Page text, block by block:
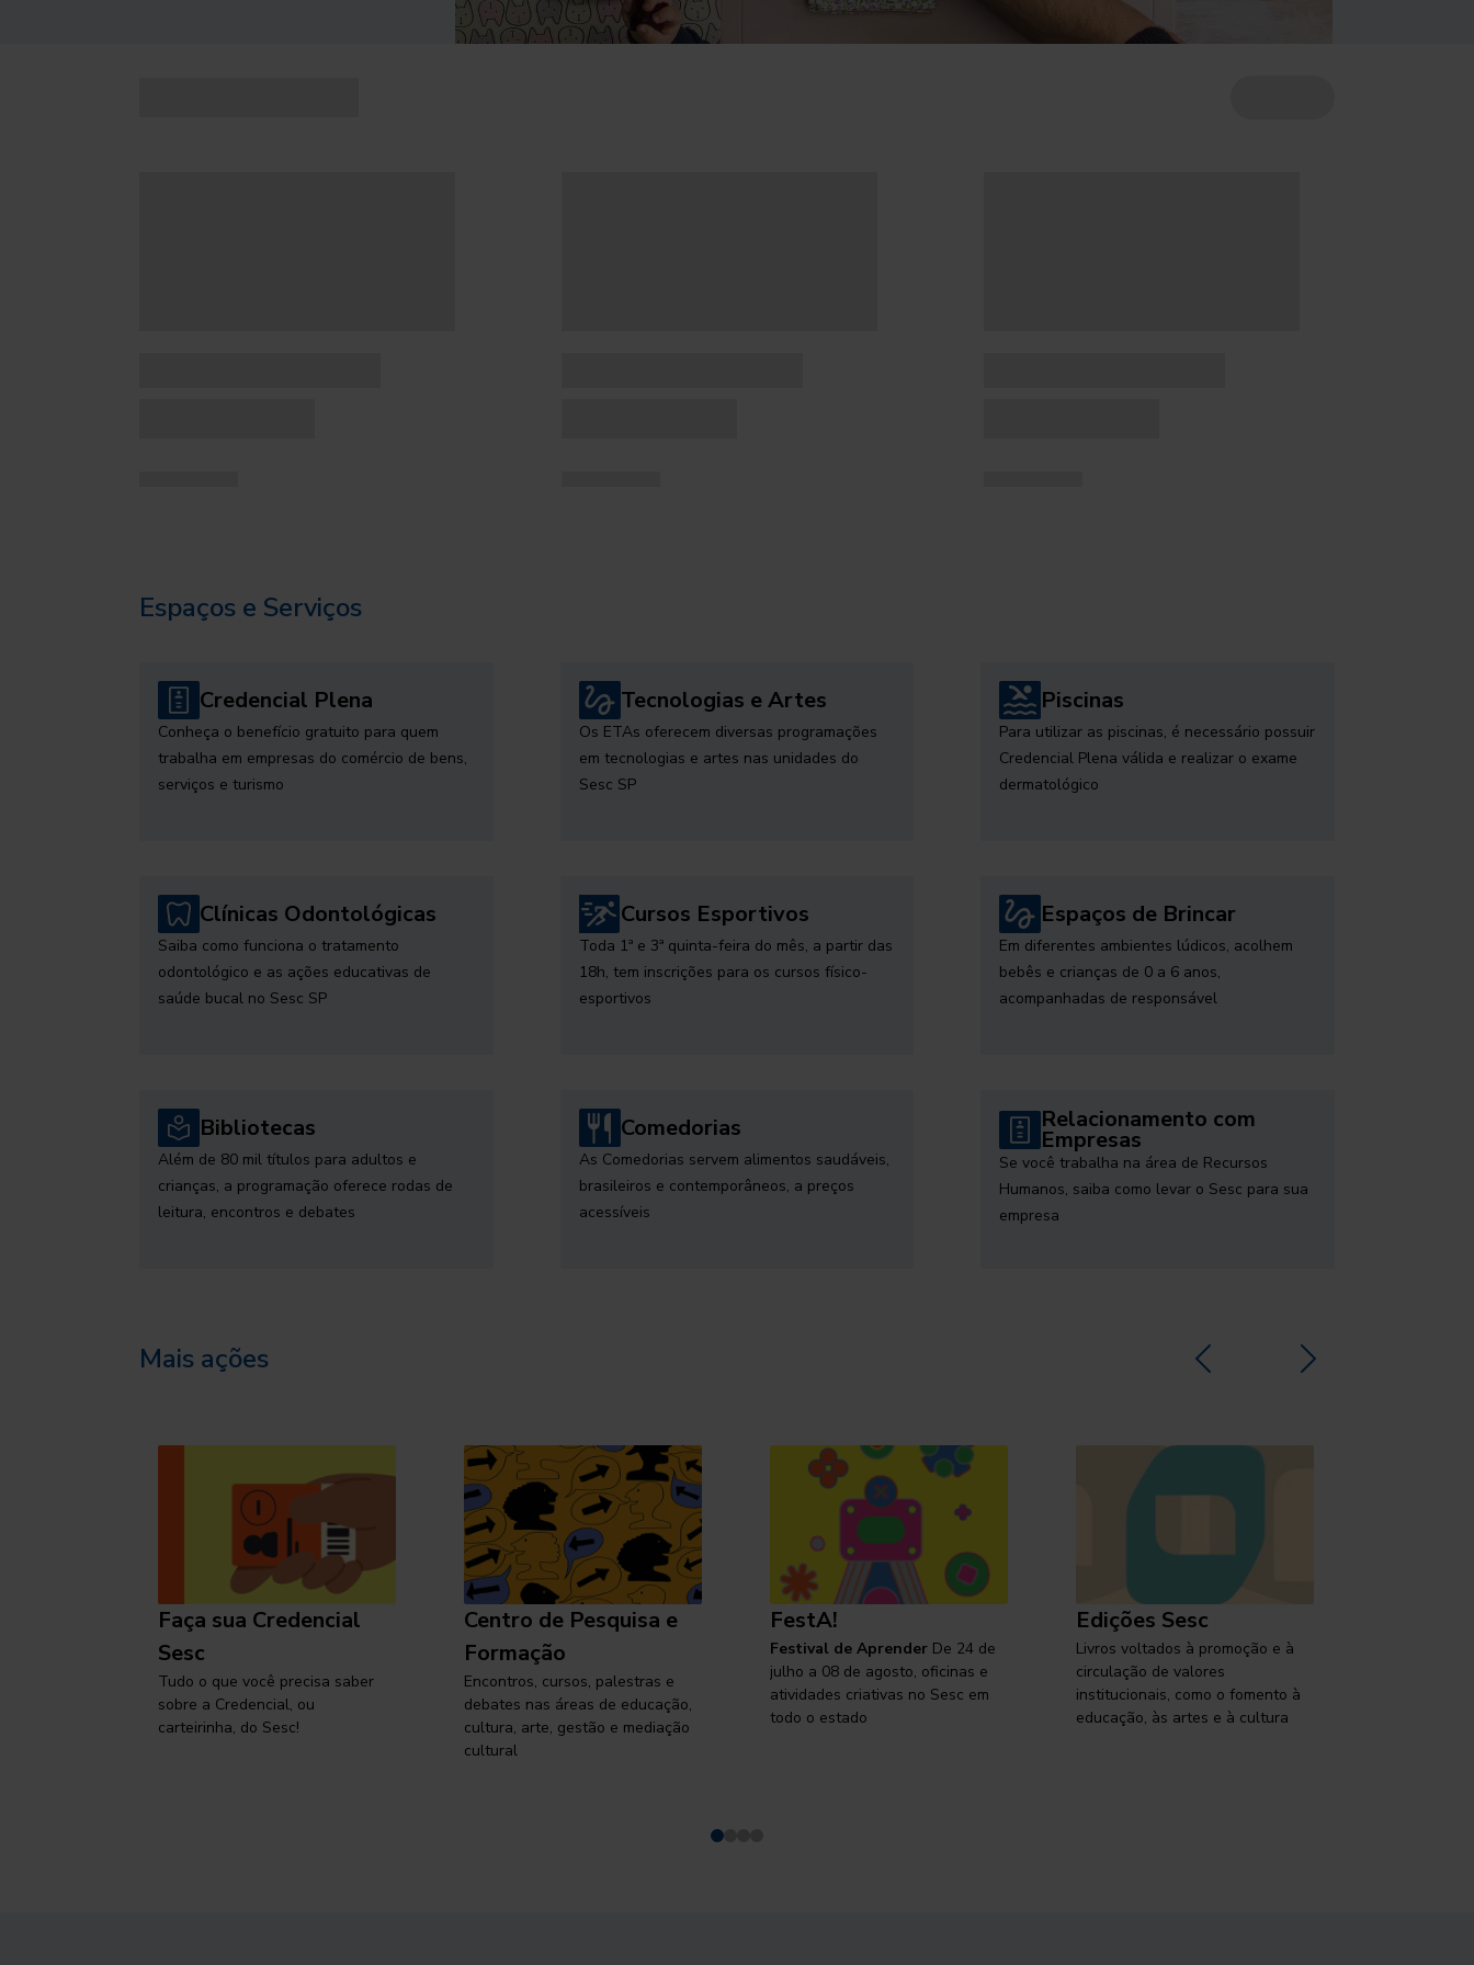
Espaços e Serviços
Credencial Plena
Conheça o benefício gratuito para quem
trabalha em empresas do comércio de bens,
serviços e turismo
Tecnologias e Artes
Os ETAs oferecem diversas programações
em tecnologias e artes nas unidades do
Sesc SP
Piscinas
Para utilizar as piscinas, é necessário possuir
Credencial Plena válida e realizar o exame
dermatológico
Clínicas Odontológicas
Saiba como funciona o tratamento
odontológico e as ações educativas de
saúde bucal no Sesc SP
Cursos Esportivos
Toda 1ª e 3ª quinta-feira do mês, a partir das
18h, tem inscrições para os cursos físico-
esportivos
Espaços de Brincar
Em diferentes ambientes lúdicos, acolhem
bebês e crianças de 0 a 6 anos,
acompanhadas de responsável
Bibliotecas
Além de 80 mil títulos para adultos e
crianças, a programação oferece rodas de
leitura, encontros e debates
Comedorias
As Comedorias servem alimentos saudáveis,
brasileiros e contemporâneos, a preços
acessíveis
Relacionamento com
Empresas
Se você trabalha na área de Recursos
Humanos, saiba como levar o Sesc para sua
empresa
Mais ações
Faça sua Credencial
Sesc
Tudo o que você precisa saber
sobre a Credencial, ou
carteirinha, do Sesc!
Centro de Pesquisa e
Formação
Encontros, cursos, palestras e
debates nas áreas de educação,
cultura, arte, gestão e mediação
cultural
FestA!
Festival de Aprender De 24 de
julho a 08 de agosto, oficinas e
atividades criativas no Sesc em
todo o estado
Edições Sesc
Livros voltados à promoção e à
circulação de valores
institucionais, como o fomento à
educação, às artes e à cultura